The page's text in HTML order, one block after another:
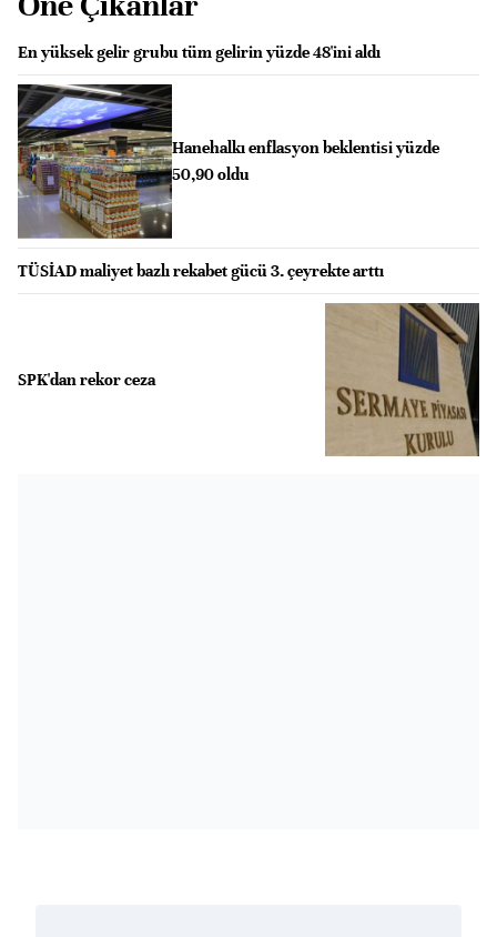
En yüksek gelir grubu tüm gelirin yüzde 48'ini aldı
Hanehalkı enflasyon beklentisi yüzde
50,90 oldu
TÜSİAD maliyet bazlı rekabet gücü 3. çeyrekte arttı
SPK'dan rekor ceza